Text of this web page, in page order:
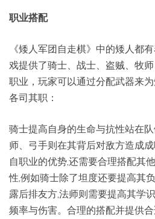
职业搭配
《矮人军团自走棋》中的矮人都
戏提供了骑士、战士、盗贼、牧
职业，玩家可以通过分配武器来
各司其职：
骑士提高自身的生命与抗性站在
师、弓手则在其背后对敌方造成
自职业的优势,还需要合理搭配其
性,例如骑士除了坦度还要提高其
露后排友方,法师则需要提高其学
频率与伤害。合理的搭配并提供